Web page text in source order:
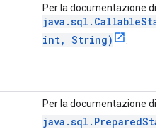
Per la documentazione di
int, String)
Per la documentazione di